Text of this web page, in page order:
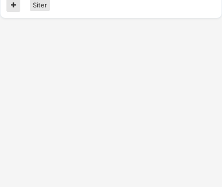
Siter